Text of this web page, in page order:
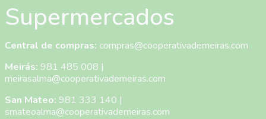
Supermercados
Central de compras: compras@cooperativademeiras.com
Meirás: 981 485 008 |
meirasalma@cooperativademeiras.com
San Mateo: 981 333 140 |
smateoalma@cooperativademeiras.com